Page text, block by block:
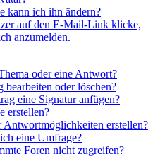
kann ich ihn ändern?
auf den E-Mail-Link klicke,
anzumelden.
oder eine Antwort?
oder löschen?
eine Signatur anfügen?
erstellen?
Antwortmöglichkeiten erstellen?
eine Umfrage?
Foren nicht zugreifen?